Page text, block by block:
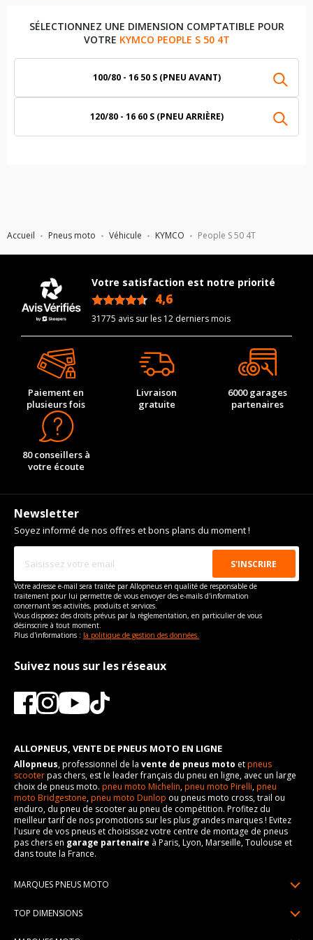
Accueil Pneus moto Véhicule KYMCO People S 50 4T
SÉLECTIONNEZ UNE DIMENSION COMPTATIBLE POUR
VOTRE KYMCO PEOPLE S 50 4T
100/80 - 16 50 S (PNEU AVANT)
120/80 - 16 60 S (PNEU ARRIÈRE)
Votre satisfaction est notre priorité
4,6
31775 avis sur les 12 derniers mois
Paiement en
plusieurs fois
Livraison
gratuite
6000 garages
partenaires
80 conseillers à
votre écoute
Newsletter
Soyez informé de nos offres et bons plans du moment !
Votre adresse e-mail sera traitée par Allopneus en qualité de responsable de
traitement pour lui permettre de vous envoyer des e-mails d'information
concernant ses activités, produits et services.
Vous disposez des droits prévus par la règlementation, en particulier de vous
désinscrire à tout moment.
Plus d'informations : la politique de gestion des données.
Suivez nous sur les réseaux
ALLOPNEUS, VENTE DE PNEUS MOTO EN LIGNE
Allopneus, professionnel de la vente de pneus moto etpneus
scooterpas chers, est le leader français du pneu en ligne, avec un large
choix de pneus moto. pneu moto Michelin,pneu moto Pirelli,pneu
moto Bridgestone,pneu moto Dunlop ou pneus moto cross, trail ou
enduro, du pneu de scooter au pneu de compétition. Profitez du
meilleur tarif de nos promotions sur les plus grandes marques ! Evitez
l'usure de vos pneus et choisissez votre centre de montage de pneus
pas chers en garage partenaire à Paris, Lyon, Marseille, Toulouse et
dans toute la France.
MARQUES PNEUS MOTO
TOP DIMENSIONS